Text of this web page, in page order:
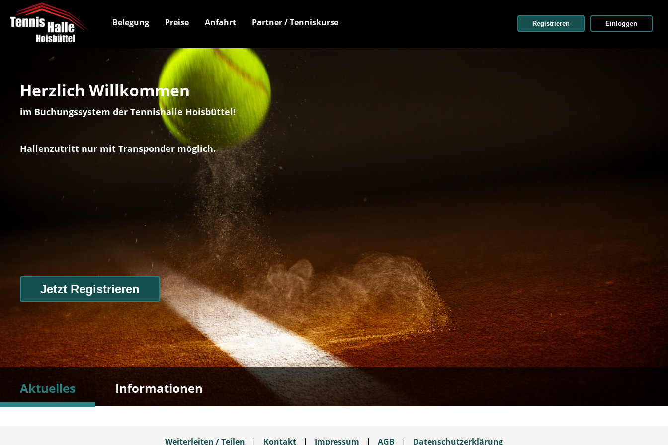
Belegung Preise Anfahrt Partner / Tenniskurse Registrieren Einloggen
Herzlich Willkommen
im Buchungssystem der Tennishalle Hoisbüttel!
Hallenzutritt nur mit Transponder möglich.
Jetzt Registrieren
Aktuelles Informationen
Weiterleiten / Teilen | Kontakt | Impressum | AGB | Datenschutzerklärung